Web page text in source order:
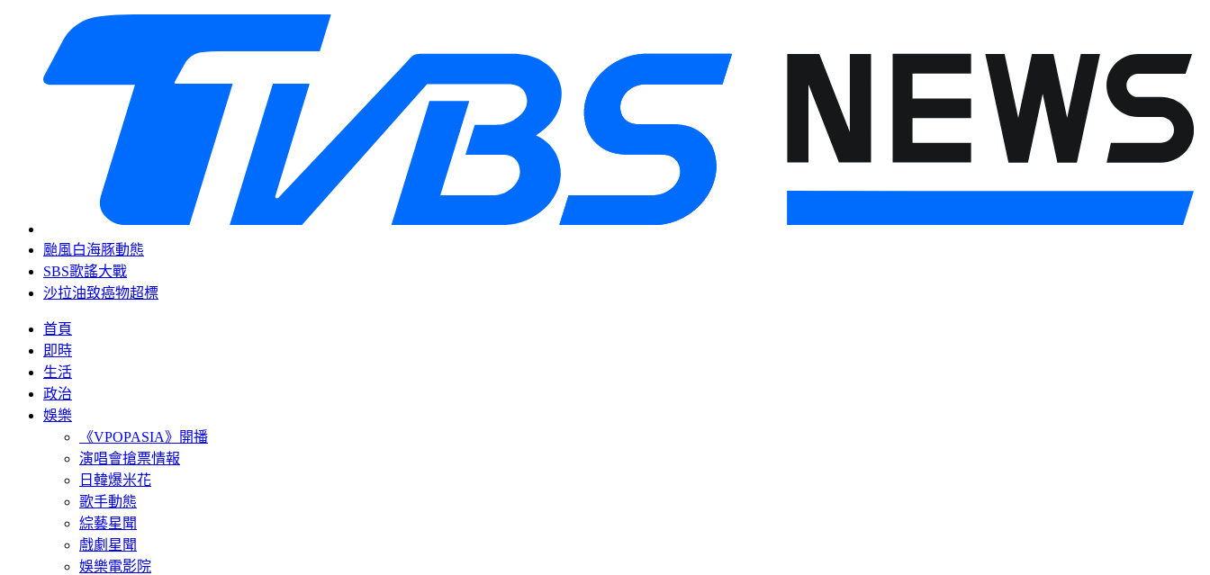
颱風白海豚動態
SBS歌謠大戰
沙拉油致癌物超標
首頁
即時
生活
政治
娛樂
《VPOPASIA》開播
演唱會搶票情報
日韓爆米花
歌手動態
綜藝星聞
戲劇星聞
娛樂電影院